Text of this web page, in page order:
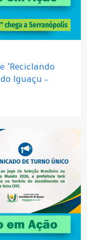
"Reciclando
Iguaçu –